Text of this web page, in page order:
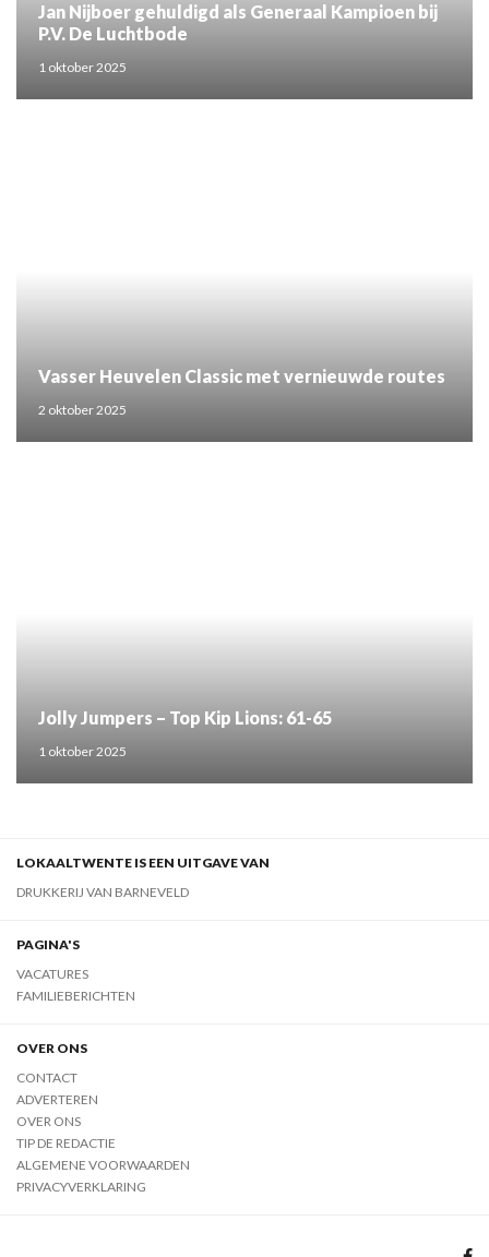
Jan Nijboer gehuldigd als Generaal Kampioen bij
P.V. De Luchtbode
1 oktober 2025
Vasser Heuvelen Classic met vernieuwde routes
2 oktober 2025
Jolly Jumpers – Top Kip Lions: 61-65
1 oktober 2025
LOKAALTWENTE IS EEN UITGAVE VAN
DRUKKERIJ VAN BARNEVELD
PAGINA'S
VACATURES
FAMILIEBERICHTEN
OVER ONS
CONTACT
ADVERTEREN
OVER ONS
TIP DE REDACTIE
ALGEMENE VOORWAARDEN
PRIVACYVERKLARING